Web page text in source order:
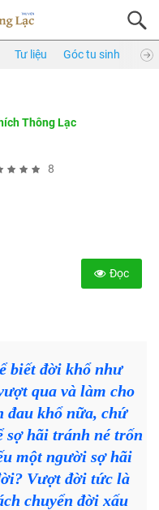
Tư liệu Góc tu sinh
Thông Lạc
8
Đọc
biết đời khổ như
qua và làm cho
đau khổ nữa, chứ
sợ hãi tránh né trốn
một người sợ hãi
Vượt đời tức là
chuyển đời xấu